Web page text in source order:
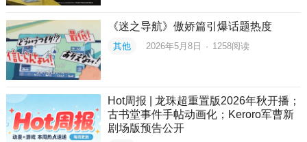
《迷之导航》傲娇篇引爆话题热度
其他 2026年5月8日 · 1258阅读
Hot周报 | 龙珠超重置版2026年秋开播；
古书堂事件手帖动画化；Keroro军曹新
剧场版预告公开